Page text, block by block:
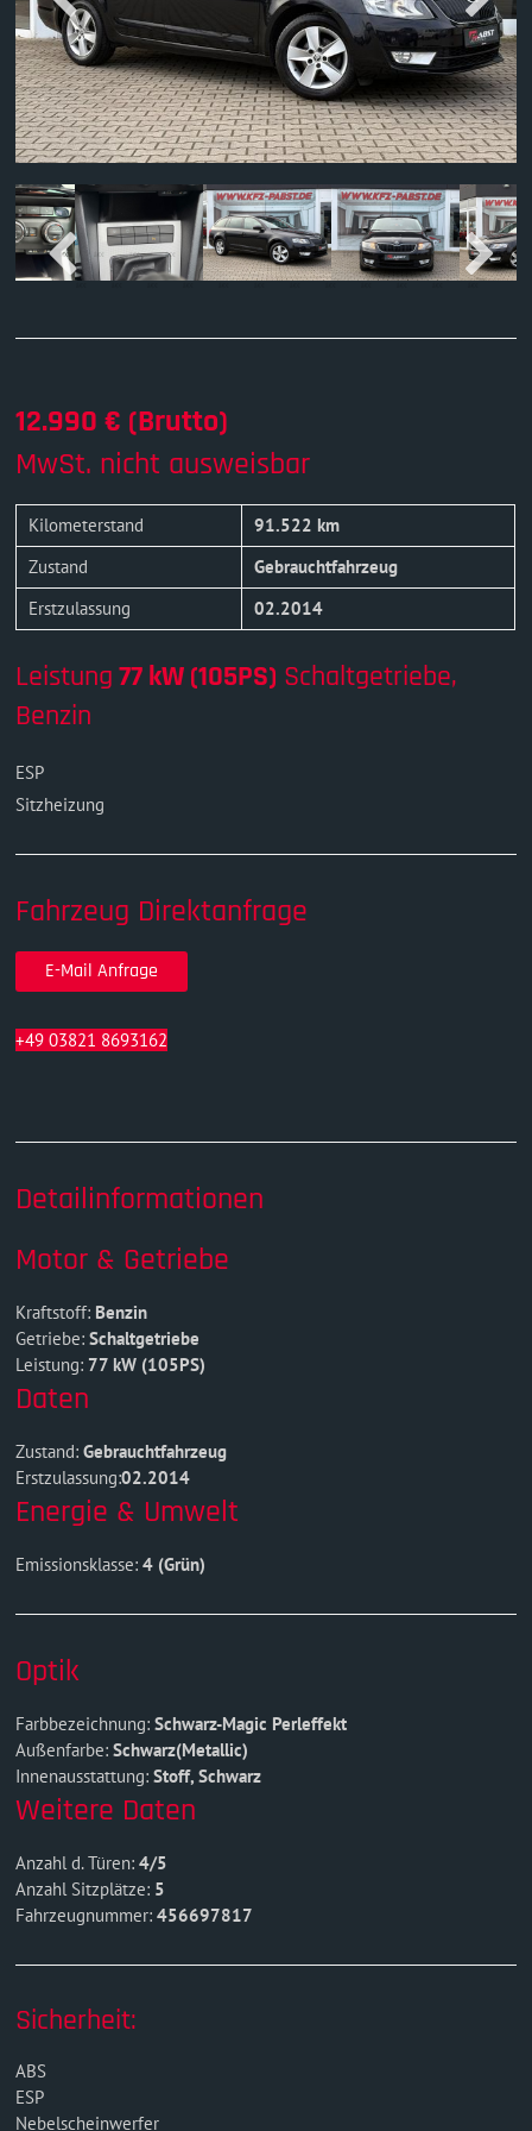
12.990 € (Brutto)
MwSt. nicht ausweisbar
Kilometerstand
91.522 km
Zustand
Gebrauchtfahrzeug
Erstzulassung
02.2014
Leistung 77 kW (105PS) Schaltgetriebe,
Benzin
ESP
Sitzheizung
Fahrzeug Direktanfrage
E-Mail Anfrage
+49 03821 8693162
Detailinformationen
Motor & Getriebe
Kraftstoff: Benzin
Getriebe: Schaltgetriebe
Leistung: 77 kW (105PS)
Daten
Zustand: Gebrauchtfahrzeug
Erstzulassung:02.2014
Energie & Umwelt
Emissionsklasse: 4 (Grün)
Optik
Farbbezeichnung: Schwarz-Magic Perleffekt
Außenfarbe: Schwarz(Metallic)
Innenausstattung: Stoff, Schwarz
Weitere Daten
Anzahl d. Türen: 4/5
Anzahl Sitzplätze: 5
Fahrzeugnummer: 456697817
Sicherheit:
ABS
ESP
Nebelscheinwerfer